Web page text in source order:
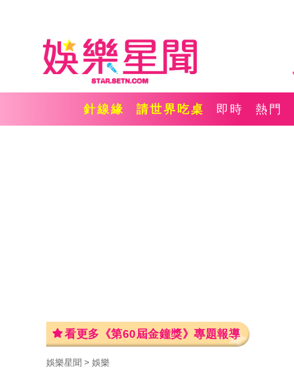
針線緣 請世界吃桌 即時 熱門
看更多《第60屆金鐘獎》專題報導
娛樂星聞 娛樂